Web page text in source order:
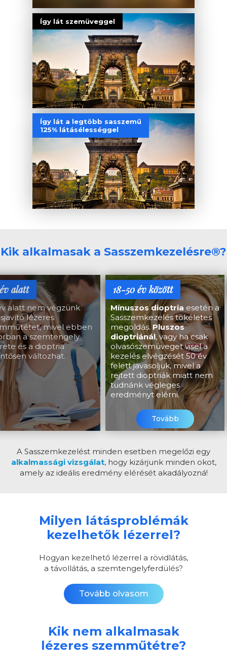
Így lát szemüveggel
Így lát a legtöbb sasszemű
125% látásélességgel
Kik alkalmasak a Sasszemkezelésre®?
alatt
alatt nem végzünk
lézeres
mivel ebben
a szemtengely
és a dioptria
változhat.
18-50 év között
Mínuszos dioptria esetén a
Sasszemkezelés tökéletes
megoldás.Pluszos
dioptriánál, vagy ha csak
olvasószemüveget visel a
kezelés elvégzését 50 év
felett javasoljuk, mivel a
rejtett dioptriák miatt nem
tudnánk végleges
eredményt elérni.
Tovább
A Sasszemkezelést minden esetben megelőzi egy
alkalmassági vizsgálat, hogy kizárjunk minden okot,
amely az ideális eredmény elérését akadályozná!
Milyen látásproblémák
kezelhetők lézerrel?
Hogyan kezelhető lézerrel a rövidlátás,
a távollátás, a szemtengelyferdülés?
Tovább olvasom
Kik nem alkalmasak
lézeres szemműtétre?